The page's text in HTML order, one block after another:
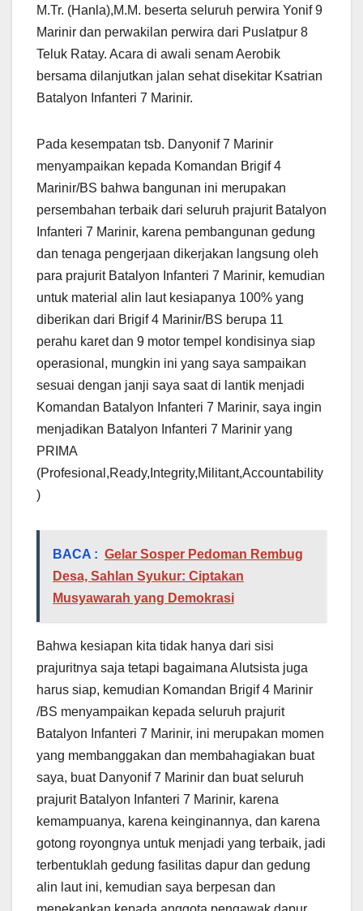
M.Tr. (Hanla),M.M. beserta seluruh perwira Yonif 9
Marinir dan perwakilan perwira dari Puslatpur 8
Teluk Ratay. Acara di awali senam Aerobik
bersama dilanjutkan jalan sehat disekitar Ksatrian
Batalyon Infanteri 7 Marinir.
Pada kesempatan tsb. Danyonif 7 Marinir
menyampaikan kepada Komandan Brigif 4
Marinir/BS bahwa bangunan ini merupakan
persembahan terbaik dari seluruh prajurit Batalyon
Infanteri 7 Marinir, karena pembangunan gedung
dan tenaga pengerjaan dikerjakan langsung oleh
para prajurit Batalyon Infanteri 7 Marinir, kemudian
untuk material alin laut kesiapanya 100% yang
diberikan dari Brigif 4 Marinir/BS berupa 11
perahu karet dan 9 motor tempel kondisinya siap
operasional, mungkin ini yang saya sampaikan
sesuai dengan janji saya saat di lantik menjadi
Komandan Batalyon Infanteri 7 Marinir, saya ingin
menjadikan Batalyon Infanteri 7 Marinir yang
PRIMA
(Profesional,Ready,Integrity,Militant,Accountability
)
BACA : Gelar Sosper Pedoman Rembug
Desa, Sahlan Syukur: Ciptakan
Musyawarah yang Demokrasi
Bahwa kesiapan kita tidak hanya dari sisi
prajuritnya saja tetapi bagaimana Alutsista juga
harus siap, kemudian Komandan Brigif 4 Marinir
/BS menyampaikan kepada seluruh prajurit
Batalyon Infanteri 7 Marinir, ini merupakan momen
yang membanggakan dan membahagiakan buat
saya, buat Danyonif 7 Marinir dan buat seluruh
prajurit Batalyon Infanteri 7 Marinir, karena
kemampuanya, karena keinginannya, dan karena
gotong royongnya untuk menjadi yang terbaik, jadi
terbentuklah gedung fasilitas dapur dan gedung
alin laut ini, kemudian saya berpesan dan